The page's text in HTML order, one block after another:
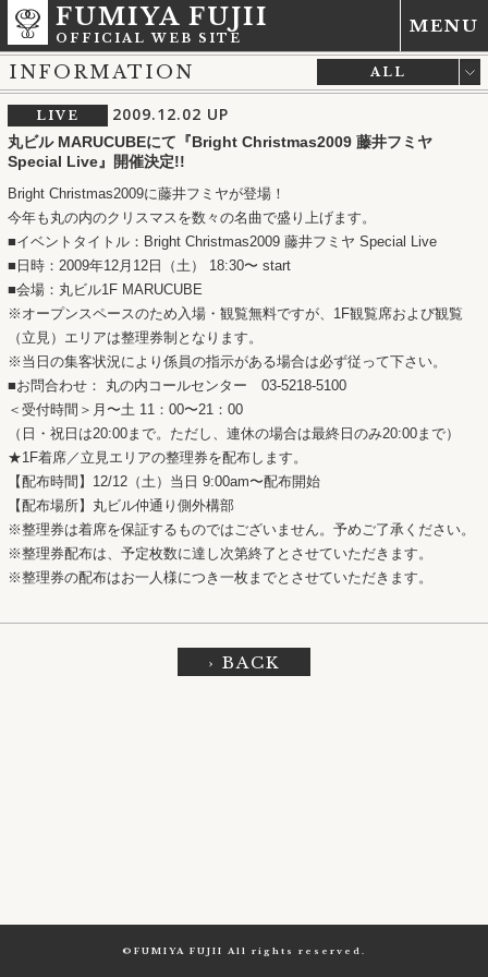
FUMIYA FUJII
OFFICIAL WEB SITE
MENU
INFORMATION
ALL
NEWS
OTHER
LIVE 2009.12.02 UP
丸ビル MARUCUBEにて『Bright Christmas2009 藤井フミヤ
Special Live』開催決定!!
Bright Christmas2009に藤井フミヤが登場！
今年も丸の内のクリスマスを数々の名曲で盛り上げます。
■イベントタイトル：Bright Christmas2009 藤井フミヤ Special Live
■日時：2009年12月12日（土） 18:30〜 start
■会場：丸ビル1F MARUCUBE
※オープンスペースのため入場・観覧無料ですが、1F観覧席および観覧
（立見）エリアは整理券制となります。
※当日の集客状況により係員の指示がある場合は必ず従って下さい。
■お問合わせ： 丸の内コールセンター 03-5218-5100
＜受付時間＞月〜土 11：00〜21：00
（日・祝日は20:00まで。ただし、連休の場合は最終日のみ20:00まで）
★1F着席／立見エリアの整理券を配布します。
【配布時間】12/12（土）当日 9:00am〜配布開始
【配布場所】丸ビル仲通り側外構部
※整理券は着席を保証するものではございません。予めご了承ください。
※整理券配布は、予定枚数に達し次第終了とさせていただきます。
※整理券の配布はお一人様につき一枚までとさせていただきます。
› BACK
©FUMIYA FUJII All rights reserved.